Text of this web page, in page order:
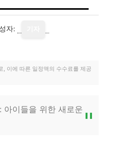
자:
, 이에 따른 일정액의 수수료를 제공
아이들을 위한 새로운